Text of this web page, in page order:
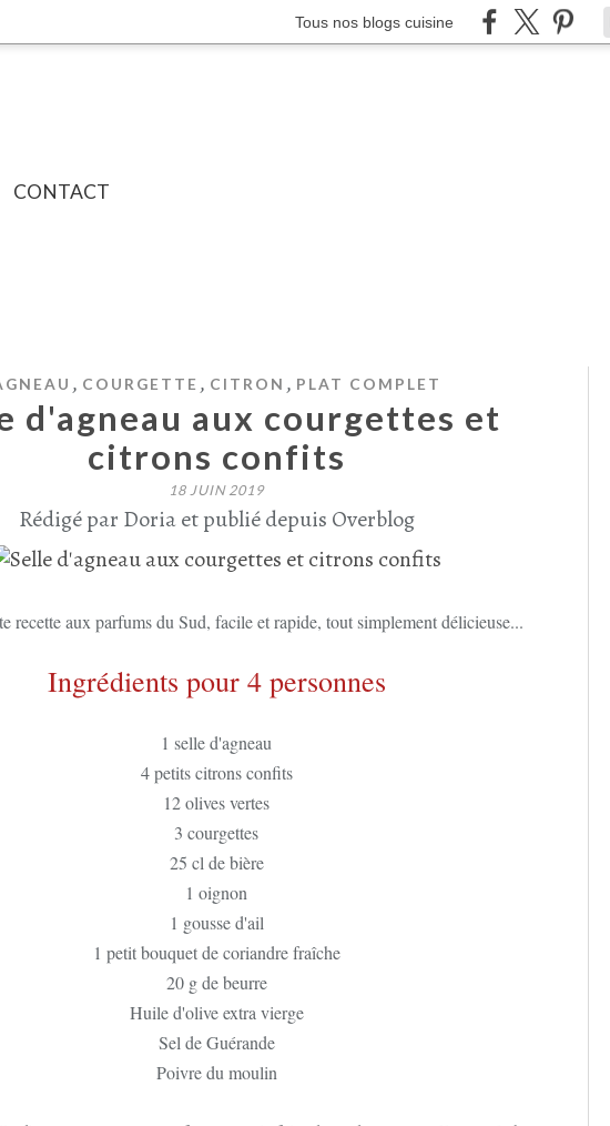
Tous nos blogs cuisine
CONTACT
, COURGETTE , CITRON , PLAT COMPLET
d'agneau aux courgettes et
citrons confits
18 JUIN 2019
Rédigé par Doria et publié depuis Overblog
recette aux parfums du Sud, facile et rapide, tout simplement délicieuse...
Ingrédients pour 4 personnes
1 selle d'agneau
4 petits citrons confits
12 olives vertes
3 courgettes
25 cl de bière
1 oignon
1 gousse d'ail
1 petit bouquet de coriandre fraîche
20 g de beurre
Huile d'olive extra vierge
Sel de Guérande
Poivre du moulin